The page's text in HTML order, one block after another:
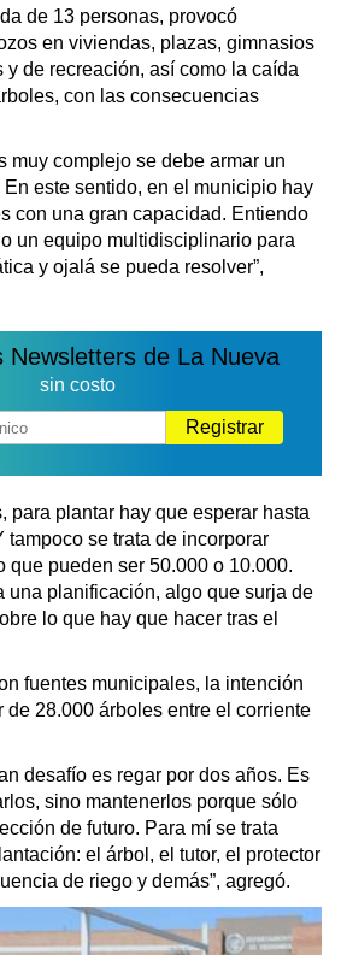
de 13 personas, provocó
en viviendas, plazas, gimnasios
y de recreación, así como la caída
con las consecuencias
muy complejo se debe armar un
este sentido, en el municipio hay
con una gran capacidad. Entiendo
un equipo multidisciplinario para
y ojalá se pueda resolver”,
Newsletters de La Nueva
sin costo
Registrar
para plantar hay que esperar hasta
tampoco se trata de incorporar
que pueden ser 50.000 o 10.000.
una planificación, algo que surja de
lo que hay que hacer tras el
fuentes municipales, la intención
de 28.000 árboles entre el corriente
desafío es regar por dos años. Es
sino mantenerlos porque sólo
de futuro. Para mí se trata
el árbol, el tutor, el protector
de riego y demás”, agregó.